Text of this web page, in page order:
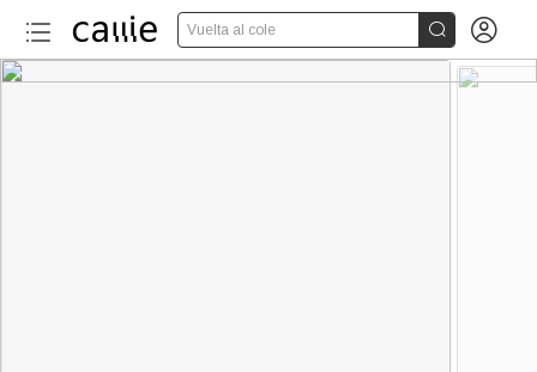
Vuelta al cole  